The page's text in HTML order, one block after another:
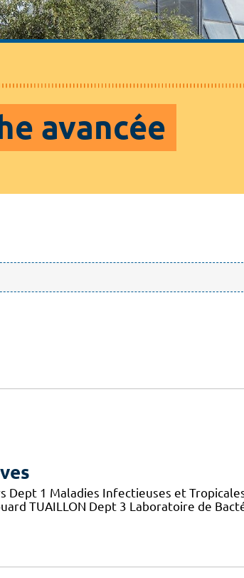
avancée
1 Maladies Infectieuses et
TUAILLON Dept 3 Laboratoire de